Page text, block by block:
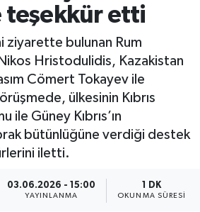
teşekkür etti
ziyarette bulunan Rum
Hristodulidis, Kazakistan
Cömert Tokayev ile
ülkesinin Kıbrıs
ile Güney Kıbrıs’ın
bütünlüğüne verdiği destek
iletti.
03.06.2026 - 15:00
YAYINLANMA
1 DK
OKUNMA SÜRESI